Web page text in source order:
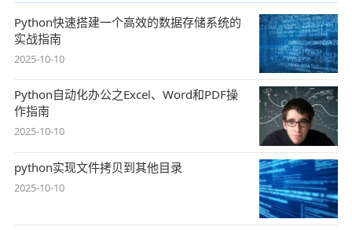
Python快速搭建一个高效的数据存储系统的
实战指南
2025-10-10
Python自动化办公之Excel、Word和PDF操
作指南
2025-10-10
python实现文件拷贝到其他目录
2025-10-10